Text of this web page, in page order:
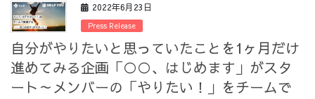
メンバー 会社概要
2022年6月23日
Press Release
自分がやりたいと思っていたことを1ヶ月だけ
進めてみる企画「○○、はじめます」がスタ
ート～メンバーの「やりたい！」をチームで